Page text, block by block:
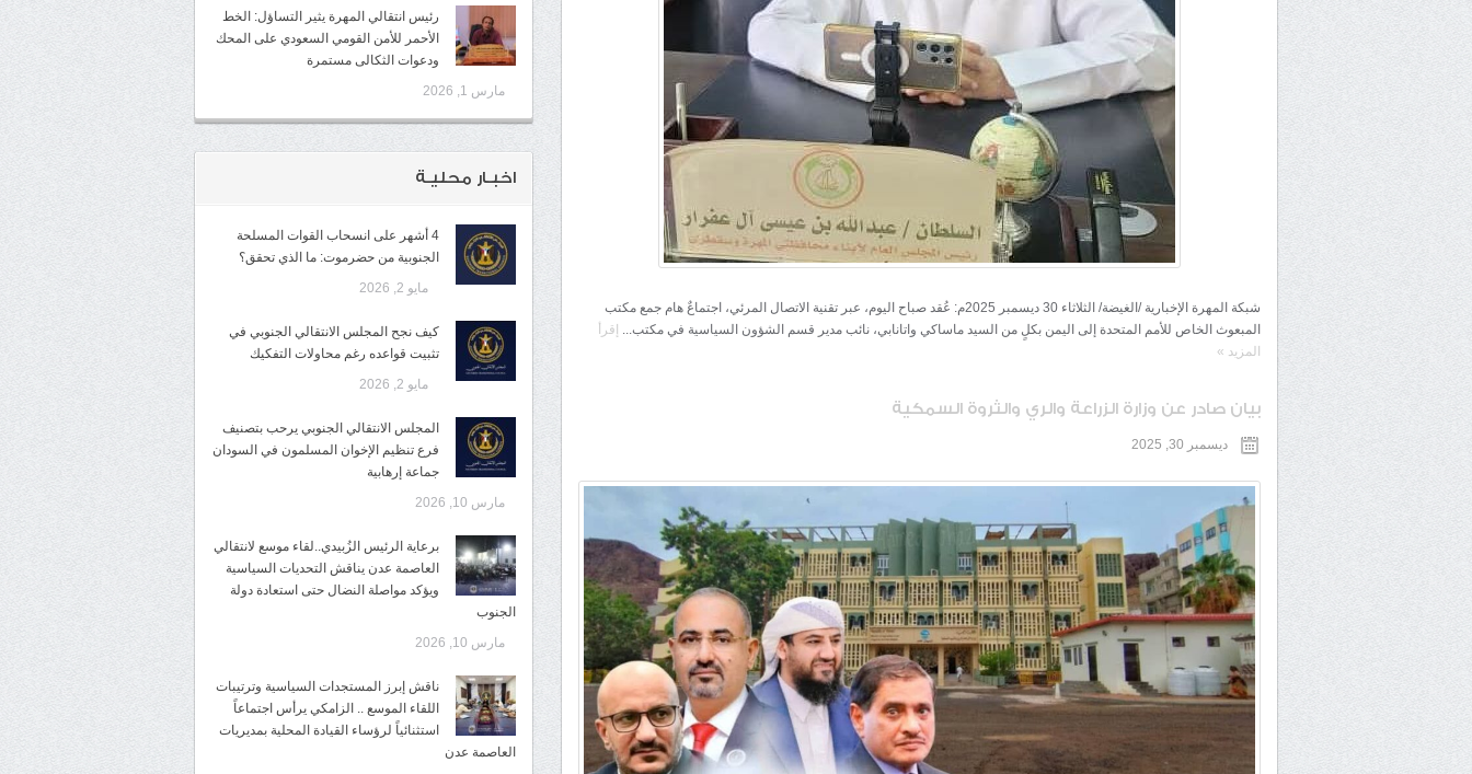
شبكة المهرة الإخبارية /الغيضة/ الثلاثاء 30 ديسمبر 2025م: عُقد صباح اليوم، عبر تقنية الاتصال المرئي، اجتماعٌ هام جمع مكتب
المبعوث الخاص للأمم المتحدة إلى اليمن بكلٍ من السيد ماساكي واتانابي، نائب مدير قسم الشؤون السياسية في مكتب... إقرأ
المزيد »
بيان صادر عن وزارة الزراعة والري والثروة السمكية
ديسمبر 30, 2025
رئيس انتقالي المهرة يثير التساؤل: الخط
الأحمر للأمن القومي السعودي على المحك
ودعوات الثكالى مستمرة
مارس 1, 2026
اخبـار محليـة
4 أشهر على انسحاب القوات المسلحة
الجنوبية من حضرموت: ما الذي تحقق؟
مايو 2, 2026
كيف نجح المجلس الانتقالي الجنوبي في
تثبيت قواعده رغم محاولات التفكيك
مايو 2, 2026
المجلس الانتقالي الجنوبي يرحب بتصنيف
فرع تنظيم الإخوان المسلمون في السودان
جماعة إرهابية
مارس 10, 2026
برعاية الرئيس الزُبيدي..لقاء موسع لانتقالي
العاصمة عدن يناقش التحديات السياسية
ويؤكد مواصلة النضال حتى استعادة دولة
الجنوب
مارس 10, 2026
ناقش إبرز المستجدات السياسية وترتيبات
اللقاء الموسع .. الزامكي يرأس اجتماعاً
استثنائياً لرؤساء القيادة المحلية بمديريات
العاصمة عدن